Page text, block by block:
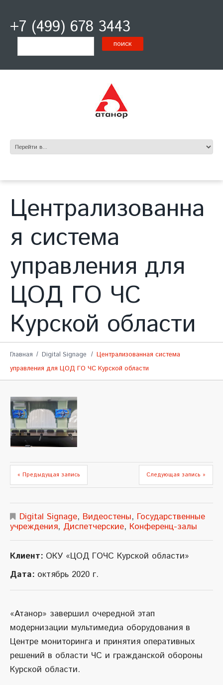
+7 (499) 678 3443
Централизованна
я система
управления для
ЦОД ГО ЧС
Курской области
Главная Digital Signage
Централизованная система
управления для ЦОД ГО ЧС Курской области
« Предыдущая запись Следующая запись »
Digital Signage, Видеостены, Государственные
учреждения, Диспетчерские, Конференц-залы
Клиент: ОКУ «ЦОД ГОЧС Курской области»
Дата: октябрь 2020 г.
«Атанор» завершил очередной этап
модернизации мультимедиа оборудования в
Центре мониторинга и принятия оперативных
решений в области ЧС и гражданской обороны
Курской области.